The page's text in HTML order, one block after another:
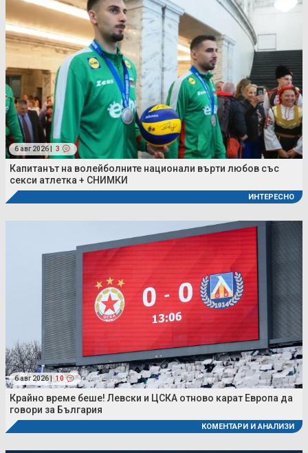
6 авг 2026 | 3
Капитанът на волейболните национали върти любов със
секси атлетка + СНИМКИ
ИНТЕРЕСНО
6 авг 2026 | 10
Крайно време беше! Левски и ЦСКА отново карат Европа да
говори за България
КОМЕНТАРИ И АНАЛИЗИ